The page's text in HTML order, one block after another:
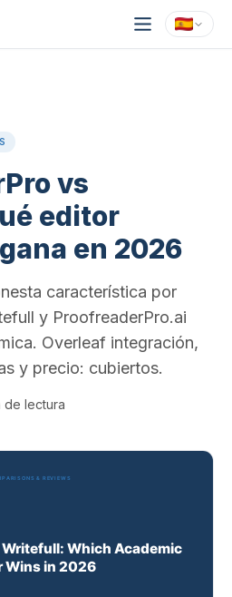
vs
editor
en 2026
característica por
y ProofreaderPro.ai
Overleaf integración,
y precio: cubiertos.
de lectura